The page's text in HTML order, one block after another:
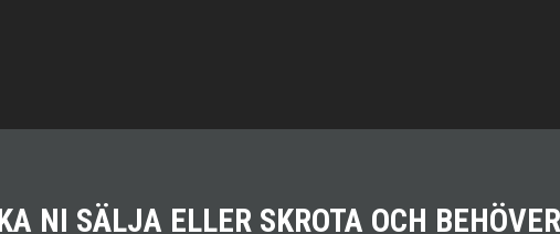
NI SÄLJA ELLER SKROTA OCH